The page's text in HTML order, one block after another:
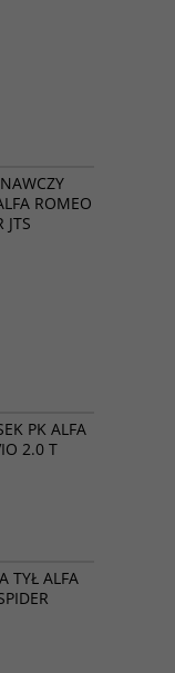
PROMOCJA
ROMEO
JTS
PROMOCJA
PK ALFA
2.0 T
PROMOCJA
TYŁ ALFA